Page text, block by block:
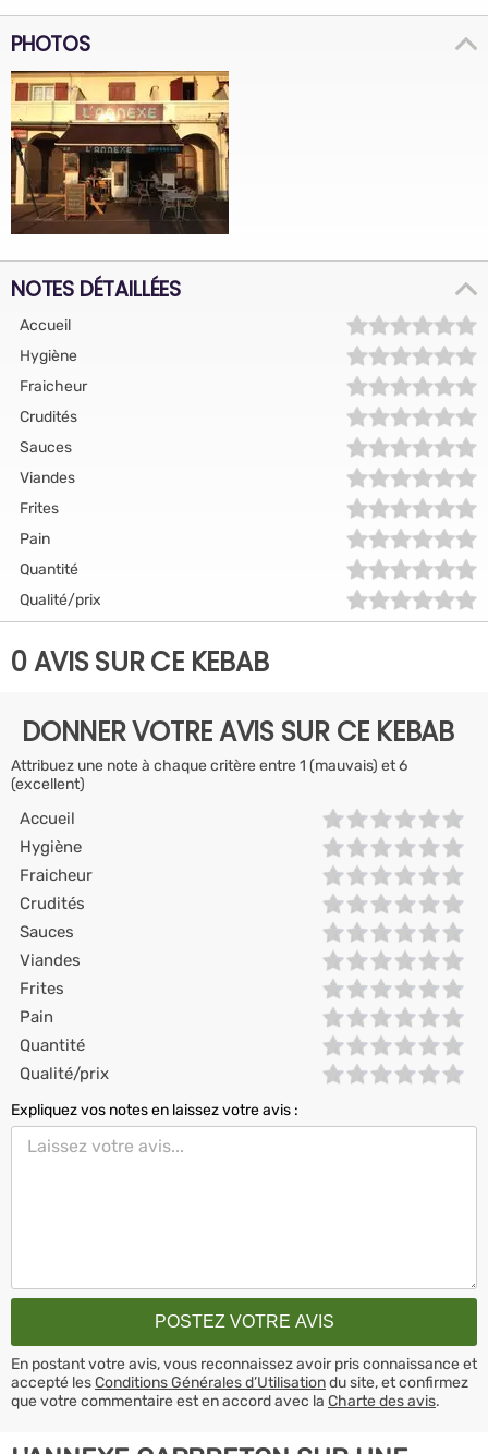
PHOTOS
NOTES DÉTAILLÉES
Accueil
Hygiène
Fraicheur
Crudités
Sauces
Viandes
Frites
Pain
Quantité
Qualité/prix
0 AVIS SUR CE KEBAB
DONNER VOTRE AVIS SUR CE KEBAB
Attribuez une note à chaque critère entre 1 (mauvais) et 6
(excellent)
Accueil
Hygiène
Fraicheur
Crudités
Sauces
Viandes
Frites
Pain
Quantité
Qualité/prix
Expliquez vos notes en laissez votre avis :
En postant votre avis, vous reconnaissez avoir pris connaissance et
accepté lesConditions Générales d’Utilisationdu site, et confirmez
que votre commentaire est en accord avec la Charte des avis.